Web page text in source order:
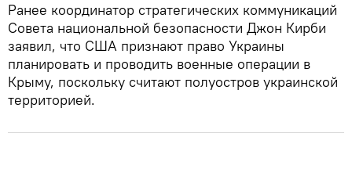
Ранее координатор стратегических коммуникаций
Совета национальной безопасности Джон Кирби
заявил, что США признают право Украины
планировать и проводить военные операции в
Крыму, поскольку считают полуостров украинской
территорией.